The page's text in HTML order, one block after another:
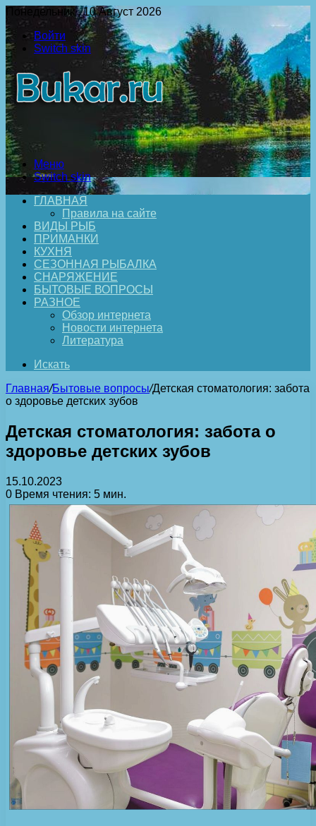
Понедельник , 10 Август 2026
Войти
Switch skin
Меню
Switch skin
ГЛАВНАЯ
Правила на сайте
ВИДЫ РЫБ
ПРИМАНКИ
КУХНЯ
СЕЗОННАЯ РЫБАЛКА
СНАРЯЖЕНИЕ
БЫТОВЫЕ ВОПРОСЫ
РАЗНОЕ
Обзор интернета
Новости интернета
Литература
Искать
Главная/Бытовые вопросы/Детская стоматология: забота
о здоровье детских зубов
Детская стоматология: забота о
здоровье детских зубов
15.10.2023
0 Время чтения: 5 мин.